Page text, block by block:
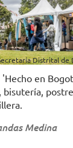
Distrital de
en
bisutería,
Medina